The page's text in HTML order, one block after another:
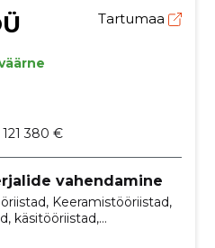
Tartumaa
121 380 €
vahendamine
Keeramistööriistad,
käsitööriistad,
Kastid, kotid,